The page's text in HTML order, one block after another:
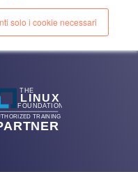
solo i cookie necessari
sulla Digital